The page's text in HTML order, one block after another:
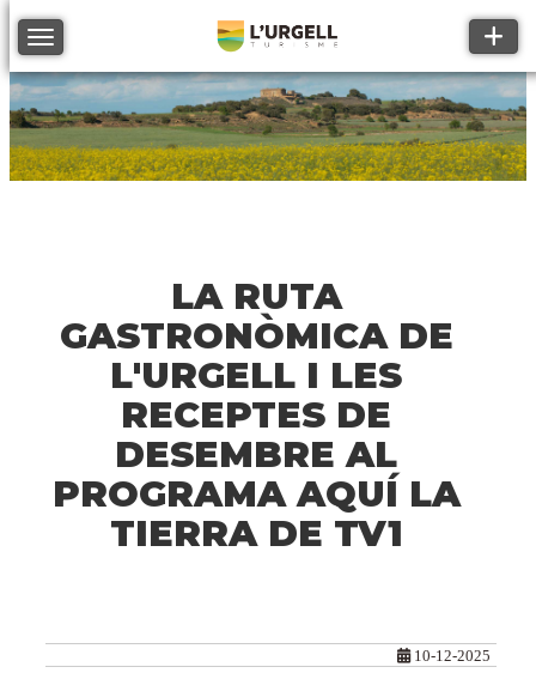
Toggle navigation
LA RUTA
GASTRONÒMICA DE
L'URGELL I LES
RECEPTES DE
DESEMBRE AL
PROGRAMA AQUÍ LA
TIERRA DE TV1
10-12-2025